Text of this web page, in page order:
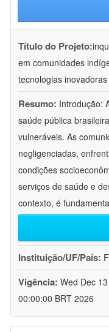
Título do Projeto:
em comunidades
tecnologias
Resumo: Introdução:
saúde pública
vulneráveis. As
negligenciadas,
condições
serviços de saúde e
contexto, é
Instituição/UF/País:
Vigência: Wed Dec
00:00:00 BRT 2026